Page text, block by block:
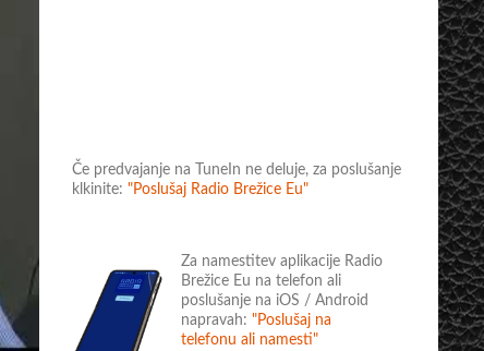
Če predvajanje na TuneIn ne deluje, za poslušanje
klkinite: "Poslušaj Radio Brežice Eu"
Za namestitev aplikacije Radio
Brežice Eu na telefon ali
poslušanje na iOS / Android
napravah: "Poslušaj na
telefonu ali namesti"